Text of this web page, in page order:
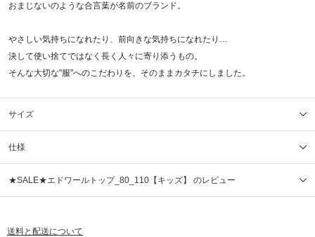
おまじないのような合言葉が名前のブランド。
やさしい気持ちになれたり、前向きな気持ちになれたり…
決して使い捨てではなく長く人々に寄り添うもの。
そんな大切な"服"へのこだわりを、そのままカタチにしました。
サイズ
仕様
★SALE★エドワールトップ_80_110【キッズ】 のレビュー
送料と配送について